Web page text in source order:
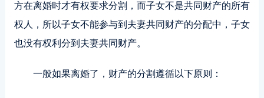
方在离婚时才有权要求分割，而子女不是共同财产的所有
权人，所以子女不能参与到夫妻共同财产的分配中，子女
也没有权利分到夫妻共同财产。
一般如果离婚了，财产的分割遵循以下原则：